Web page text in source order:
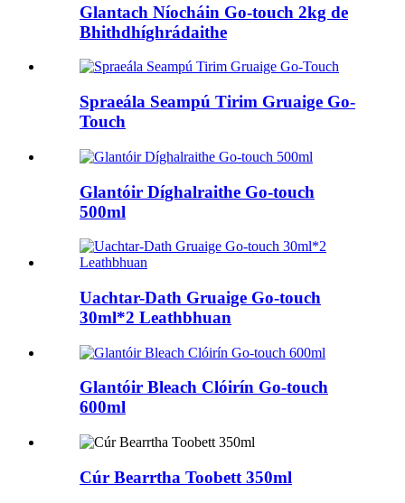
Glantach Níocháin Go-touch 2kg de
Bhithdhíghrádaithe
Spraeála Seampú Tirim Gruaige Go-
Touch
Glantóir Díghalraithe Go-touch
500ml
Uachtar-Dath Gruaige Go-touch
30ml*2 Leathbhuan
Glantóir Bleach Clóirín Go-touch
600ml
Cúr Bearrtha Toobett 350ml